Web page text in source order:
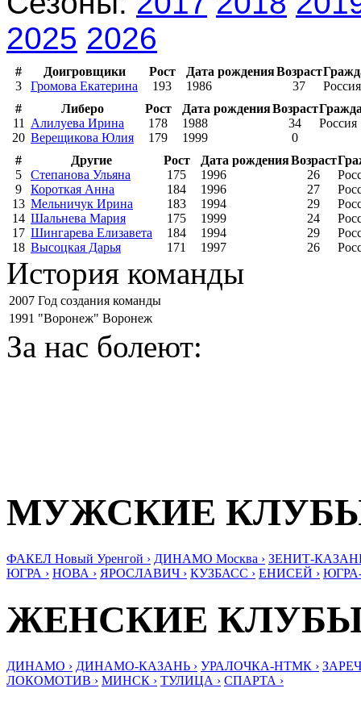
2025 2026
# Доигровщики Рост Дата рожденияВозраст
3
Громова Екатерина 193 1986 37
Россия
#
Либеро Рост Дата рожденияВозраст
11
Алилуева Ирина 178 1988 34
Россия
20 Верещикова Юлия 179 1999
0
#
Другие Рост Дата рожденияВозраст
5
Степанова Ульяна 175 1996 26
9
Короткая Анна 184 1996 27
13 Мельничук Ирина 183 1994 29
14 Шальнева Мария 175 1999 24
17 Шингарева Елизавета 184 1994 29
18 Высоцкая Дарья 171 1997 26
История команды
2007 Год создания команды
1991 "Воронеж" Воронеж
За нас болеют:
МУЖСКИЕ
ФАКЕЛ Новый Уренгой › ДИНАМО Москва › ЗЕНИТ-
ЮГРА › НОВА › ЯРОСЛАВИЧ › КУЗБАСС › ЕНИСЕЙ ›
ЖЕНСКИЕ
ДИНАМО › ДИНАМО-КАЗАНЬ › УРАЛОЧКА-НТМК ›
ЛОКОМОТИВ › МИНСК › ТУЛИЦА › СПАРТА ›